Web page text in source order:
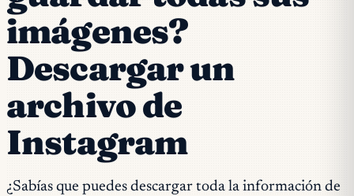
imágenes?
Descargar un
archivo de
Instagram
¿Sabías que puedes descargar toda la información de